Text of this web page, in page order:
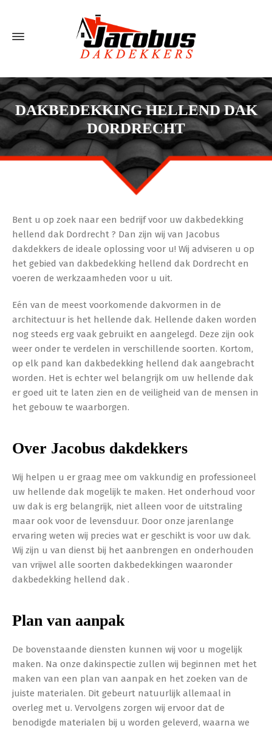
DAKBEDEKKING HELLEND DAK
DORDRECHT
Bent u op zoek naar een bedrijf voor uw dakbedekking
hellend dak Dordrecht ? Dan zijn wij van Jacobus
dakdekkers de ideale oplossing voor u! Wij adviseren u op
het gebied van dakbedekking hellend dak Dordrecht en
voeren de werkzaamheden voor u uit.
Eén van de meest voorkomende dakvormen in de
architectuur is het hellende dak. Hellende daken worden
nog steeds erg vaak gebruikt en aangelegd. Deze zijn ook
weer onder te verdelen in verschillende soorten. Kortom,
op elk pand kan dakbedekking hellend dak aangebracht
worden. Het is echter wel belangrijk om uw hellende dak
er goed uit te laten zien en de veiligheid van de mensen in
het gebouw te waarborgen.
Over Jacobus dakdekkers
Wij helpen u er graag mee om vakkundig en professioneel
uw hellende dak mogelijk te maken. Het onderhoud voor
uw dak is erg belangrijk, niet alleen voor de uitstraling
maar ook voor de levensduur. Door onze jarenlange
ervaring weten wij precies wat er geschikt is voor uw dak.
Wij zijn u van dienst bij het aanbrengen en onderhouden
van vrijwel alle soorten dakbedekkingen waaronder
dakbedekking hellend dak .
Plan van aanpak
De bovenstaande diensten kunnen wij voor u mogelijk
maken. Na onze dakinspectie zullen wij beginnen met het
maken van een plan van aanpak en het zoeken van de
juiste materialen. Dit gebeurt natuurlijk allemaal in
overleg met u. Vervolgens zorgen wij ervoor dat de
benodigde materialen bij u worden geleverd, waarna we